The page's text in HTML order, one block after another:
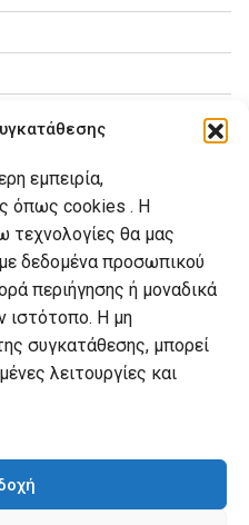
εμπειρία,
όπως cookies . Η
τεχνολογίες θα μας
δεδομένα προσωπικού
περιήγησης ή μοναδικά
ιστότοπο. Η μη
συγκατάθεσης, μπορεί
λειτουργίες και